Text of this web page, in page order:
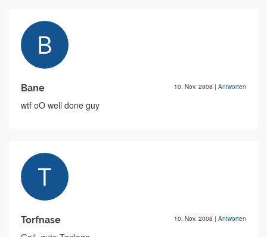
Bane 10. Nov. 2008 | Antworten
wtf oO well done guy
Torfnase 10. Nov. 2008 | Antworten